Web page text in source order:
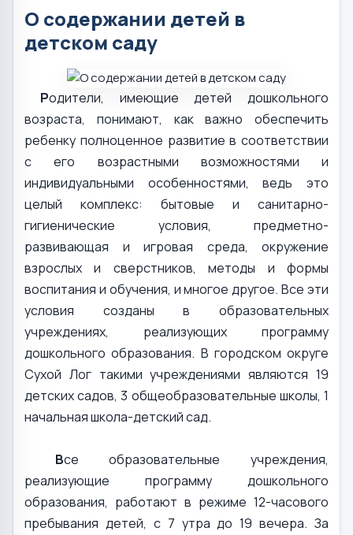
О содержании детей в
детском саду
Родители, имеющие детей дошкольного
возраста, понимают, как важно обеспечить
ребенку полноценное развитие в соответствии
с его возрастными возможностями и
индивидуальными особенностями, ведь это
целый комплекс: бытовые и санитарно-
гигиенические условия, предметно-
развивающая и игровая среда, окружение
взрослых и сверстников, методы и формы
воспитания и обучения, и многое другое. Все эти
условия созданы в образовательных
учреждениях, реализующих программу
дошкольного образования. В городском округе
Сухой Лог такими учреждениями являются 19
детских садов, 3 общеобразовательные школы, 1
начальная школа-детский сад.
Все образовательные учреждения,
реализующие программу дошкольного
образования, работают в режиме 12-часового
пребывания детей, с 7 утра до 19 вечера. За